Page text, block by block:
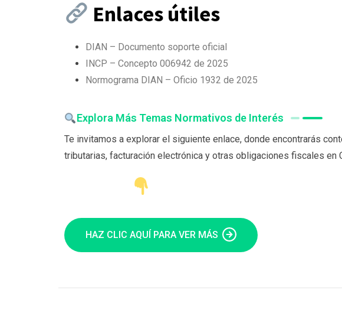
Enlaces útiles
DIAN – Documento soporte oficial
INCP – Concepto 006942 de 2025
Normograma DIAN – Oficio 1932 de 2025
Explora Más Temas Normativos de Interés
Te invitamos a explorar el siguiente enlace, donde encontrarás
tributarias, facturación electrónica y otras obligaciones fiscales en
HAZ CLIC AQUÍ PARA VER MÁS